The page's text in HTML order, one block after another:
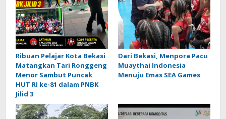
Ribuan Pelajar Kota Bekasi
Matangkan Tari Ronggeng
Menor Sambut Puncak
HUT RI ke-81 dalam PNBK
Jilid 3
Dari Bekasi, Menpora Pacu
Muaythai Indonesia
Menuju Emas SEA Games